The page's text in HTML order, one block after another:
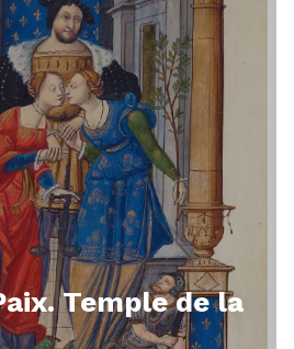
Temple de la